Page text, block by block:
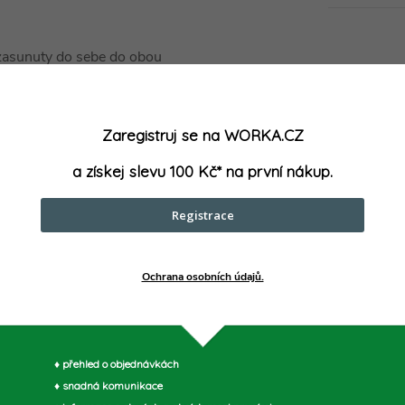
do sebe do obou
dokonce větší
parametry může výrobce změnit bez předchozího upozornění. Obrázky mají ilustrační
Zaregistruj se na WORKA.CZ
a získej slevu 100 Kč* na první nákup.
Registrace
Ochrana osobních údajů.
♦ přehled o objednávkách
♦ snadná komunikace